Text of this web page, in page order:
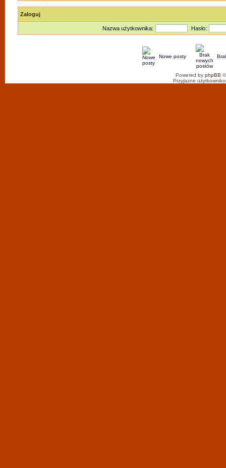
Zaloguj
Nazwa użytkownika: Hasło:
Nowe posty
Powered by phpBB
Przyjazne